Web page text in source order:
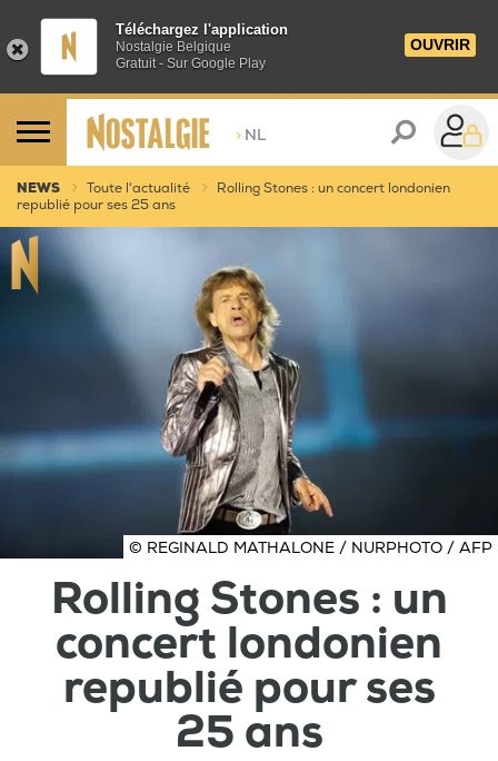
Téléchargez l'application
Nostalgie Belgique
Gratuit - Sur Google Play
OUVRIR
> NL
NEWS Toute l'actualité
Rolling Stones : un concert londonien
republié pour ses 25 ans
© REGINALD MATHALONE / NURPHOTO / AFP
Rolling Stones : un
concert londonien
republié pour ses
25 ans